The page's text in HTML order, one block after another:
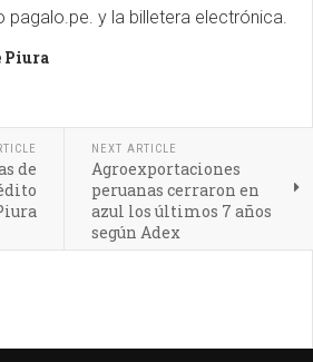
pagalo.pe. y la billetera electrónica.
Piura
de
NEXT ARTICLE
Agroexportaciones
peruanas cerraron en
azul los últimos 7 años
según Adex